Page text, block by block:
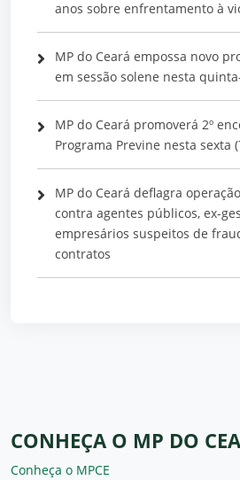
anos sobre enfrentamento à
MP do Ceará empossa novo
em sessão solene nesta
MP do Ceará promoverá 2º
Programa Previne nesta sexta
MP do Ceará deflagra
contra agentes públicos, ex-
empresários suspeitos de
contratos
CONHEÇA O MP DO
Conheça o MPCE